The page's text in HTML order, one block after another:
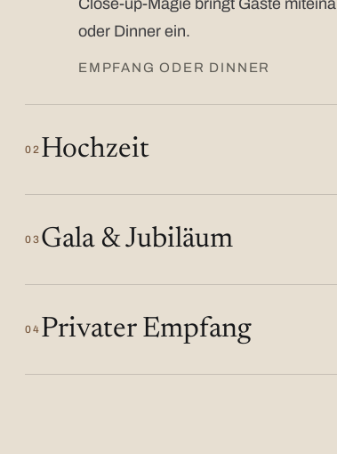
Close-up-Magie bringt Gäste
oder Dinner ein.
EMPFANG ODER DINNER
02 Hochzeit
03 Gala & Jubiläum
04 Privater Empfang